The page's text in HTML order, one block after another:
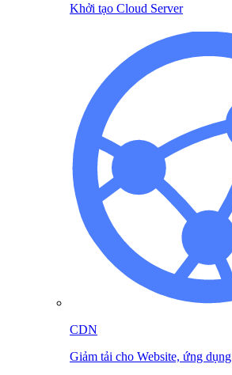
Khởi tạo Cloud Server
CDN
Giảm tải cho Website, ứng dụng